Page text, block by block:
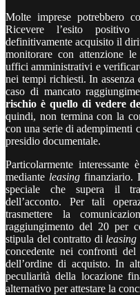
Molte imprese potrebbero
Ricevere l’esito
definitivamente acquisito il
monitorare con attenzione
uffici amministrativi e
nei tempi richiesti. In
caso di mancato
rischio è quello di vedere
quindi, non termina con la
con una serie di adempimenti
presidio documentale.
Particolarmente
mediante leasingfinanziario.
speciale che supera il
dell’acconto. Per tali
trasmettere la
raggiungimento del 20 per
stipula del contratto di leasing
concedente nei confronti
dell’ordine di acquisto. In
peculiarità della locazione
alternativo per attestare la